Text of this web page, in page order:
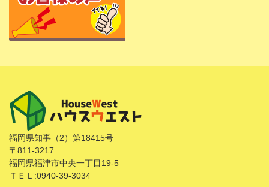
福岡県知事（2）第18415号
〒811-3217
福岡県福津市中央一丁目19-5
ＴＥＬ:0940-39-3034